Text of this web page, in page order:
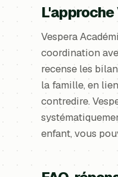
Vespera
coordination
recense les
la famille, en
contredire.
enfant, vous